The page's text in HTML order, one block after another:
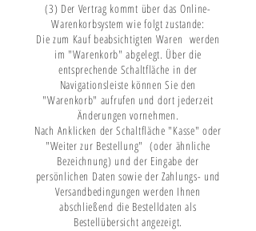
(3) Der Vertrag kommt über das Online-
Warenkorbsystem wie folgt zustande:
Die zum Kauf beabsichtigten Waren werden
im "Warenkorb" abgelegt. Über die
entsprechende Schaltfläche in der
Navigationsleiste können Sie den
"Warenkorb" aufrufen und dort jederzeit
Änderungen vornehmen.
Nach Anklicken der Schaltfläche "Kasse" oder
"Weiter zur Bestellung" (oder ähnliche
Bezeichnung) und der Eingabe der
persönlichen Daten sowie der Zahlungs- und
Versandbedingungen werden Ihnen
abschließend die Bestelldaten als
Bestellübersicht angezeigt.